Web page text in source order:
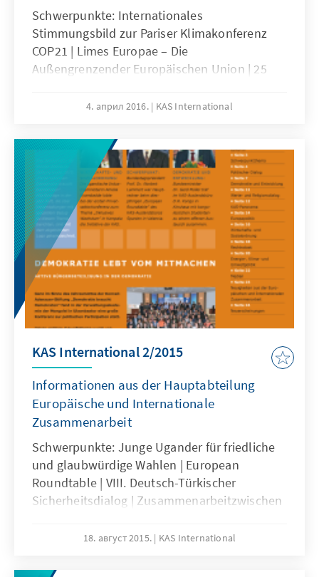
Schwerpunkte: Internationales
Stimmungsbild zur Pariser Klimakonferenz
COP21 | Limes Europae – Die
Außengrenzender Europäischen Union | 25
Deutsch-MalaysischerSicherheitsdialog |
Biotreibstoffe | Herausforderungenbei der
Bewältigung der Flüchtlingskrise in Italien
4. април 2016. KAS International
KAS International 2/2015
Informationen aus der Hauptabteilung
Europäische und Internationale
Zusammenarbeit
Schwerpunkte: Junge Ugander für friedliche
und glaubwürdige Wahlen | European
Roundtable | VIII. Deutsch-Türkischer
Sicherheitsdialog | Zusammenarbeitzwischen
Herausforderungen und transatlantische
18. август 2015. KAS International